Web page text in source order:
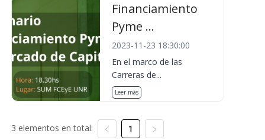
Financiamiento
Pyme ...
2023-11-23 18:30:00
En el marco de las
Carreras de...
Leer más
3 elementos en total: 1